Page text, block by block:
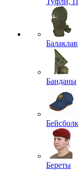
Банданы
Береты